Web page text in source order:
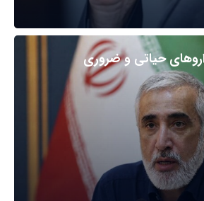
حیاتی و ضروری